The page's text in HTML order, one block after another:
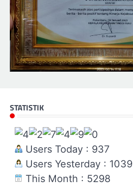
STATISTIK
Users Today : 937
Users Yesterday : 1039
This Month : 5298